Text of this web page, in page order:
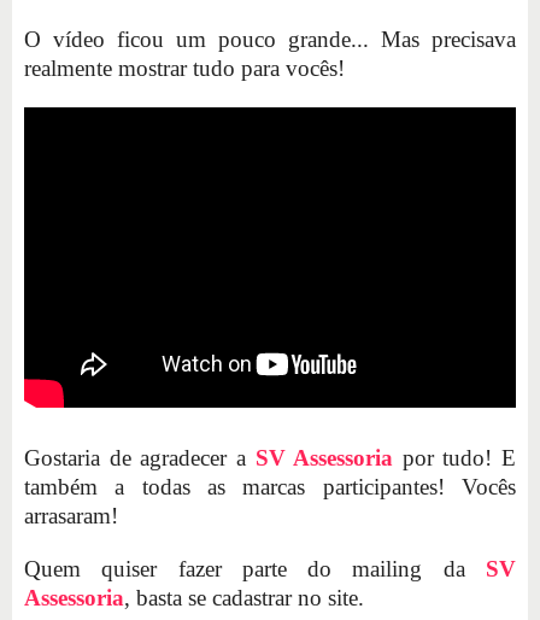
O vídeo ficou um pouco grande... Mas precisava
realmente mostrar tudo para vocês!
Gostaria de agradecer a SV Assessoria por tudo! E
também a todas as marcas participantes! Vocês
arrasaram!
Quem quiser fazer parte do mailing da SV
Assessoria, basta se cadastrar no site.